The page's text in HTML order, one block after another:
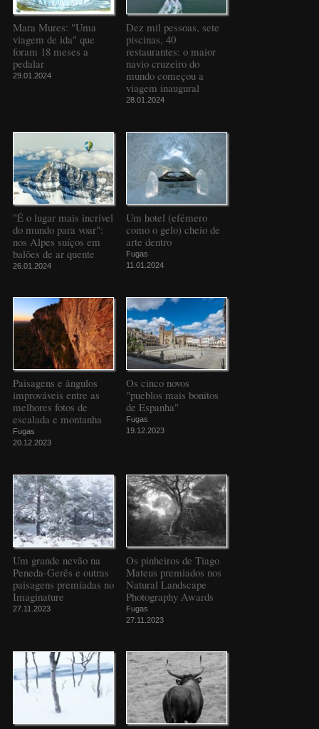
Mara Mures: "Uma
viagem de ida" que
foram 18 meses a
pedalar
29.01.2024
Dez mil pessoas, sete
piscinas, 40
restaurantes: o maior
navio cruzeiro do
mundo começou a
viagem inaugural
28.01.2024
"É o lugar mais incrível
do mundo para voar":
nos Alpes suíços em
balões de ar quente
26.01.2024
Um hotel (efémero
como o gelo) cheio de
arte dentro
Fugas
11.01.2024
Paisagens e ângulos
improváveis entre as
melhores fotos de
escalada e montanha
Fugas
20.12.2023
Os cinco novos
"pueblos mais bonitos
de Espanha"
Fugas
19.12.2023
Um grande nevão na
Peneda-Gerês e outras
paisagens premiadas no
Imaginature
27.11.2023
Os pinheiros de Tiago
Mateus premiados nos
Natural Landscape
Photography Awards
Fugas
27.11.2023